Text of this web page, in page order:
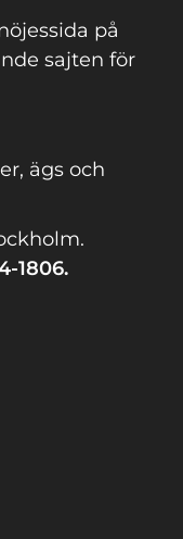
på
sajten för
ägs och
1806.